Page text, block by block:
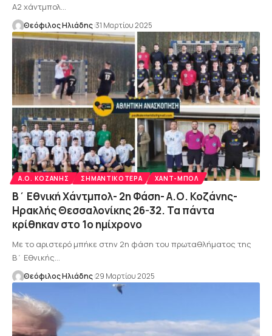
Α2 χάντμπολ…
Θεόφιλος Ηλιάδης 31 Μαρτίου 2025
Α.Ο. ΚΟΖΆΝΗΣ ΣΗΜΑΝΤΙΚΌΤΕΡΑ ΧΑΝΤ-ΜΠΟΛ
Β΄ Εθνική Χάντμπολ- 2η Φάση- Α.Ο. Κοζάνης-
Ηρακλής Θεσσαλονίκης 26-32. Τα πάντα
κρίθηκαν στο 1ο ημίχρονο
Με το αριστερό μπήκε στην 2η φάση του πρωταθλήματος της
Β΄ Εθνικής…
Θεόφιλος Ηλιάδης 29 Μαρτίου 2025